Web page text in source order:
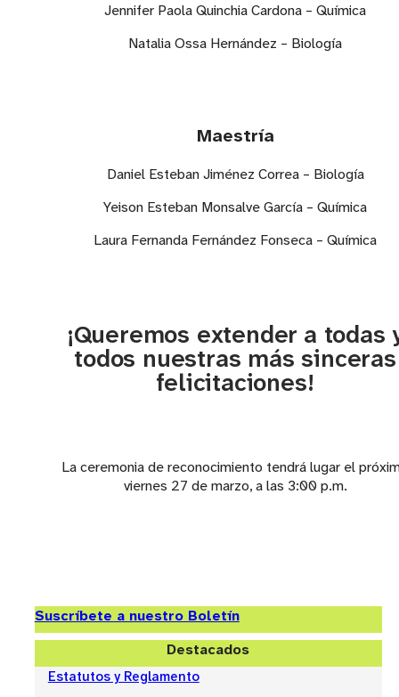
Jennifer Paola Quinchia Cardona – Química
Natalia Ossa Hernández – Biología
Maestría
Daniel Esteban Jiménez Correa – Biología
Yeison Esteban Monsalve García – Química
Laura Fernanda Fernández Fonseca – Química
¡Queremos extender a todas
todos nuestras más sinceras
felicitaciones!
La ceremonia de reconocimiento tendrá lugar el
viernes 27 de marzo, a las 3:00 p.m.
Suscríbete a nuestro Boletín
Destacados
Estatutos y Reglamento